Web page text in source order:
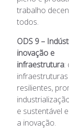
trabalho
todos.
ODS 9 –
inovação e
infraestrutura:
infraestruturas
resilientes,
e sustentável
a inovação.